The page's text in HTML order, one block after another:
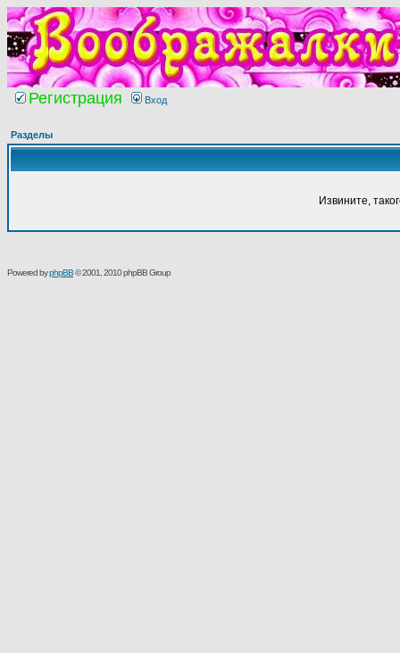
Регистрация Вход
Разделы
Извините,
Powered byphpBB© 2001, 2010 phpBB Group